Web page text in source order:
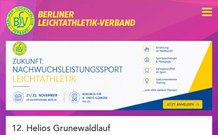
BERLINER
LEICHTATHLETIK-VERBAND
12. Helios Grunewaldlauf